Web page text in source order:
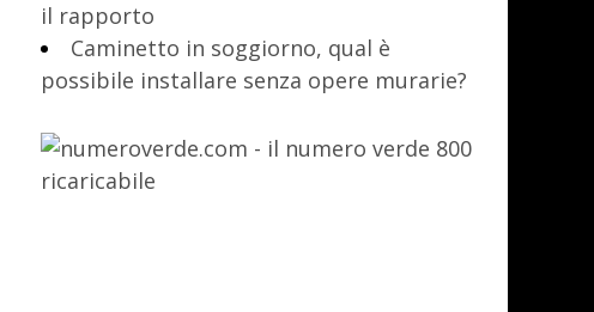
il rapporto
Caminetto in soggiorno, qual è
possibile installare senza opere murarie?